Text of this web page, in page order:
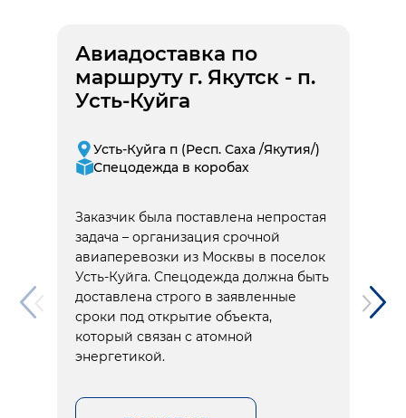
Авиадоставка по
маршруту г. Якутск - п.
Усть-Куйга
Усть-Куйга п (Респ. Саха /Якутия/)
Спецодежда в коробах
Заказчик была поставлена непростая
задача – организация срочной
авиаперевозки из Москвы в поселок
Усть-Куйга. Спецодежда должна быть
доставлена строго в заявленные
сроки под открытие объекта,
который связан с атомной
энергетикой.